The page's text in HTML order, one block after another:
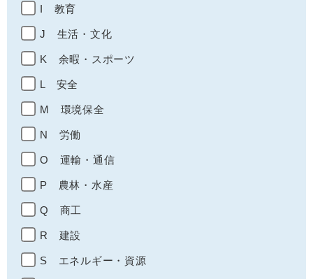
I 教育
J 生活・文化
K 余暇・スポーツ
L 安全
M 環境保全
N 労働
O 運輸・通信
P 農林・水産
Q 商工
R 建設
S エネルギー・資源